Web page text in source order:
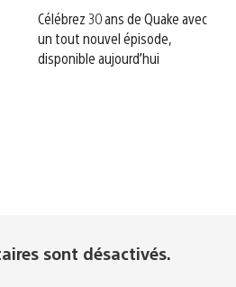
Célébrez 30 ans de Quake avec
un tout nouvel épisode,
disponible aujourd’hui
sont désactivés.